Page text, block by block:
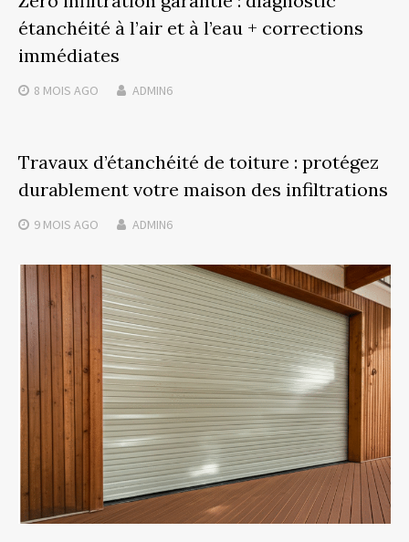
étanchéité à l’air et à l’eau + corrections
immédiates
8 MOIS AGO ADMIN6
Travaux d’étanchéité de toiture : protégez
durablement votre maison des infiltrations
9 MOIS AGO ADMIN6